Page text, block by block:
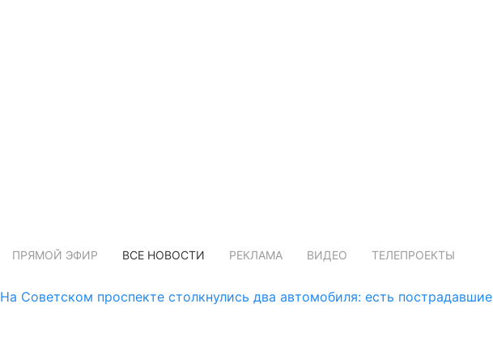
ПРЯМОЙ ЭФИР ВСЕ НОВОСТИ РЕКЛАМА ВИДЕО ТЕЛЕПРОЕКТЫ
На Советском проспекте столкнулись два автомобиля: есть пострадавшие